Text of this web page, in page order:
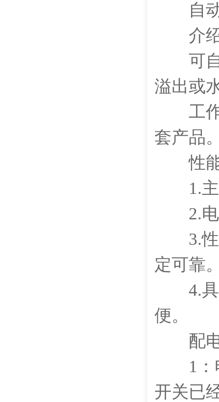
自动
介绍
可自
溢出或
工作
套产品
性能
1.主
2.电
3.性
定可靠
4.具
便。
配电
1：电
开关已